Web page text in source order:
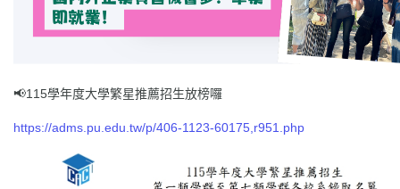
📢115學年度大學繁星推薦招生放榜囉
https://adms.pu.edu.tw/p/406-1123-60175,r951.php